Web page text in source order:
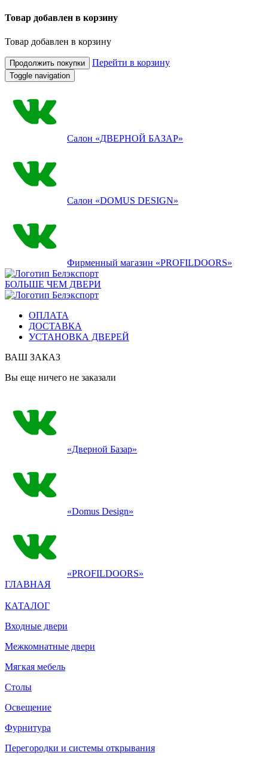
Товар добавлен в корзину
Товар добавлен в корзину
Продолжить покупки Перейти в корзину
Toggle navigation
Салон «ДВЕРНОЙ БАЗАР»
Салон «DOMUS DESIGN»
Фирменный магазин «PROFILDOORS»
БОЛЬШЕ ЧЕМ ДВЕРИ
ОПЛАТА
ДОСТАВКА
УСТАНОВКА ДВЕРЕЙ
ВАШ ЗАКАЗ
Вы еще ничего не заказали
«Дверной Базар»
«Domus Design»
«PROFILDOORS»
ГЛАВНАЯ
КАТАЛОГ
Входные двери
Межкомнатные двери
Мягкая мебель
Столы
Освещение
Фурнитура
Перегородки и системы открывания